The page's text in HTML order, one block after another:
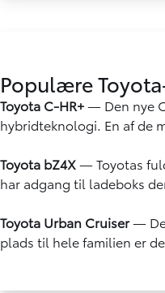
Populære
Toyota C-HR+— Den nye
hybridteknologi. En af de
Toyota bZ4X— Toyotas
har adgang til ladeboks
Toyota Urban Cruiser—
plads til hele familien er